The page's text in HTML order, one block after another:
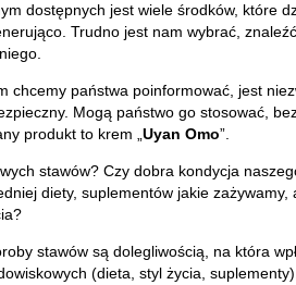
dostępnych jest wiele środków, które
Trudno jest nam wybrać,
chcemy państwa poinformować, jest
Mogą państwo go stosować,
produkt to krem „ Uyan Omo”.
stawów? Czy dobra kondycja
diety, suplementów jakie zażywamy,
stawów są dolegliwością, na która
(dieta, styl życia,